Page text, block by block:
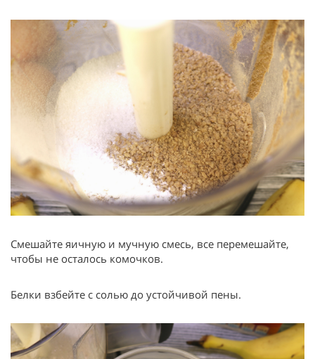
Смешайте яичную и мучную смесь, все перемешайте,
чтобы не осталось комочков.
Белки взбейте с солью до устойчивой пены.